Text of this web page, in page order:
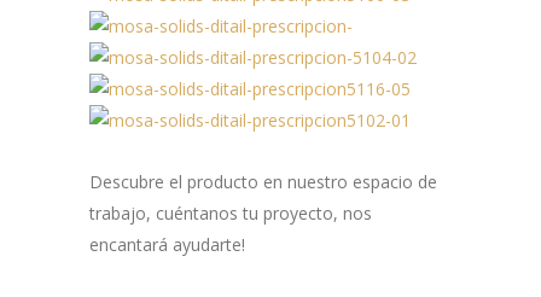
Descubre el producto en nuestro espacio de
trabajo, cuéntanos tu proyecto, nos
encantará ayudarte!